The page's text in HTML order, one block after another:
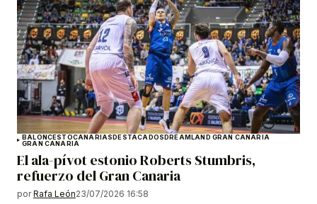
BALONCESTOCANARIASDESTACADOSDREAMLAND GRAN CANARIA
GRAN CANARIA
El ala-pívot estonio Roberts Stumbris,
refuerzo del Gran Canaria
por Rafa León23/07/2026 16:58